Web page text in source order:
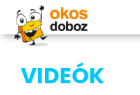
VIDEÓK